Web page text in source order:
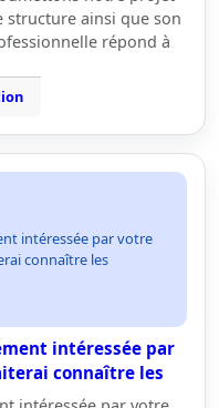
ainsi que son
répond à
intéressée par votre
connaître les
intéressée par
connaître les